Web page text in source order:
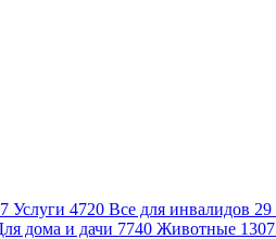
Услуги 4720 Все для инвалидов 29
дома и дачи 7740 Животные 1307